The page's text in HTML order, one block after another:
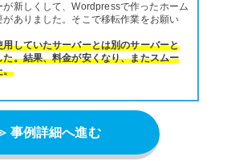
新しくして、Wordpressで作ったホーム
ありました。そこで移転作業をお願い
していたサーバーとは別のサーバーと
。結果、料金が安くなり、またスムー
。
事例詳細へ進む